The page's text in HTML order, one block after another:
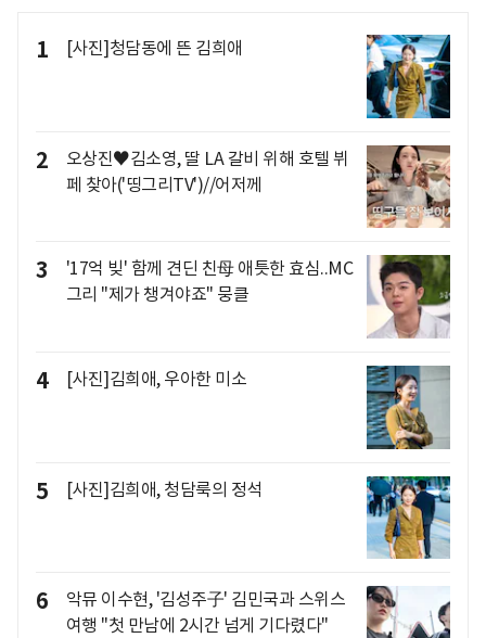
1 [사진]청담동에 뜬 김희애
2
오상진♥김소영, 딸 LA 갈비 위해 호텔 뷔
페 찾아('띵그리TV')//어저께
3
'17억 빚' 함께 견딘 친母 애틋한 효심..MC
그리 "제가 챙겨야죠" 뭉클
4 [사진]김희애, 우아한 미소
5 [사진]김희애, 청담룩의 정석
6
악뮤 이수현, '김성주子' 김민국과 스위스
여행 "첫 만남에 2시간 넘게 기다렸다"